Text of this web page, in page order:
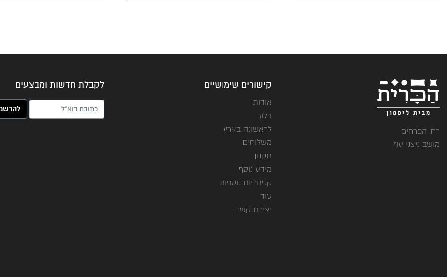
רח' הפרחים
מושב ניצני עוז
קישורים שימושיים
אודות
בלוג
לראשונה בארץ
משלוחים
תקנון
מידע נוסף
קטגוריות נוספות
עוד
יצירת קשר
לקבלת חדשות ומבצעים
האימייל שלך (חובה)